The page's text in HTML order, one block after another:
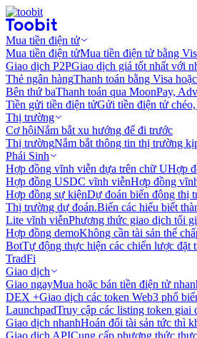
Mua tiền điện tử
Mua tiền điện tửMua tiền điện tử bằng
Giao dịch P2PGiao dịch giá tốt nhất với
Thẻ ngân hàngThanh toán bằng Visa
Bên thứ baThanh toán qua MoonPay,
Tiền gửi tiền điện tửGửi tiền điện tử
Thị trường
Cơ hộiNắm bắt xu hướng để đi trước
Thị trườngNắm bắt thông tin thị trường
Phái Sinh
Hợp đồng vĩnh viễn dựa trên chữ UHợp
Hợp đồng USDC vĩnh viễnHợp đồng
Hợp đồng sự kiệnDự đoán biến động thị
Thị trường dự đoán.Biến các hiểu biết
Lite vĩnh viễnPhương thức giao dịch tối
Hợp đồng demoKhông cần tài sản thế
BotTự động thực hiện các chiến lược đặt
TradFi
Giao dịch
Giao ngayMua hoặc bán tiền điện tử
DEX +Giao dịch các token Web3 phổ
LaunchpadTruy cập các listing token giai
Giao dịch nhanhHoán đổi tài sản tức thì
Giao dịch APICung cấp phương thức